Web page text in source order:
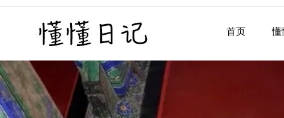
Skip
懂懂日记
懂懂日记网每天同步更新懂懂
首页 懂